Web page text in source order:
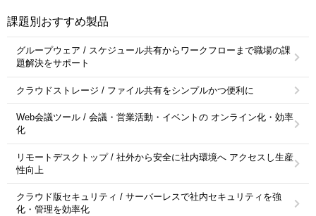
課題別おすすめ製品
グループウェア / スケジュール共有からワークフローまで職場の課
題解決をサポート
クラウドストレージ / ファイル共有をシンプルかつ便利に
Web会議ツール / 会議・営業活動・イベントの オンライン化・効率
化
リモートデスクトップ / 社外から安全に社内環境へ アクセスし生産
性向上
クラウド版セキュリティ / サーバーレスで社内セキュリティを強
化・管理を効率化